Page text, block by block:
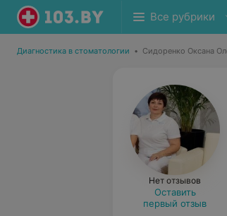
Все рубрики
Диагностика в стоматологии • Сидоренко Оксана
Нет отзывов
Оставить
первый отзыв